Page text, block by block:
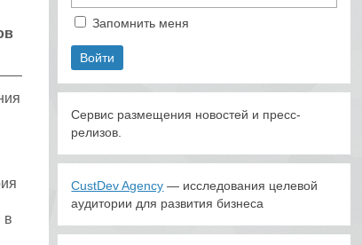
в
Запомнить меня
Сервис размещения новостей и пресс-
релизов.
CustDev Agency — исследования целевой
аудитории для развития бизнеса